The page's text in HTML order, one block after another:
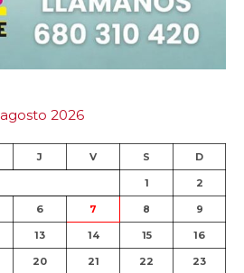
agosto 2026
J V S D
1 2
6 7 8 9
13 14 15 16
20 21 22 23